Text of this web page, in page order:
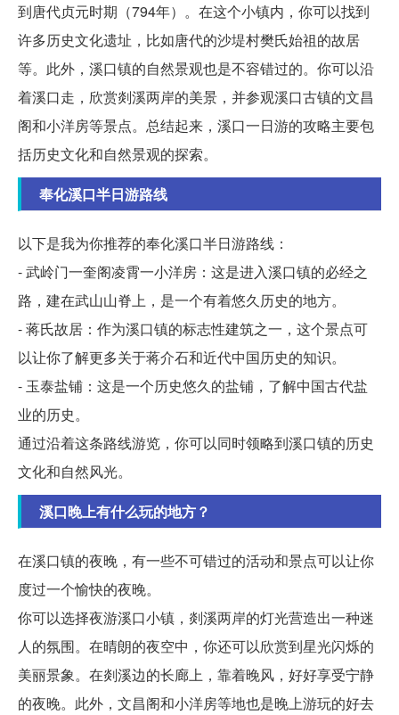
到唐代贞元时期（794年）。在这个小镇内，你可以找到
许多历史文化遗址，比如唐代的沙堤村樊氏始祖的故居
等。此外，溪口镇的自然景观也是不容错过的。你可以沿
着溪口走，欣赏剡溪两岸的美景，并参观溪口古镇的文昌
阁和小洋房等景点。总结起来，溪口一日游的攻略主要包
括历史文化和自然景观的探索。
奉化溪口半日游路线
以下是我为你推荐的奉化溪口半日游路线：
- 武岭门一奎阁凌霄一小洋房：这是进入溪口镇的必经之
路，建在武山山脊上，是一个有着悠久历史的地方。
- 蒋氏故居：作为溪口镇的标志性建筑之一，这个景点可
以让你了解更多关于蒋介石和近代中国历史的知识。
- 玉泰盐铺：这是一个历史悠久的盐铺，了解中国古代盐
业的历史。
通过沿着这条路线游览，你可以同时领略到溪口镇的历史
文化和自然风光。
溪口晚上有什么玩的地方？
在溪口镇的夜晚，有一些不可错过的活动和景点可以让你
度过一个愉快的夜晚。
你可以选择夜游溪口小镇，剡溪两岸的灯光营造出一种迷
人的氛围。在晴朗的夜空中，你还可以欣赏到星光闪烁的
美丽景象。在剡溪边的长廊上，靠着晚风，好好享受宁静
的夜晚。此外，文昌阁和小洋房等地也是晚上游玩的好去